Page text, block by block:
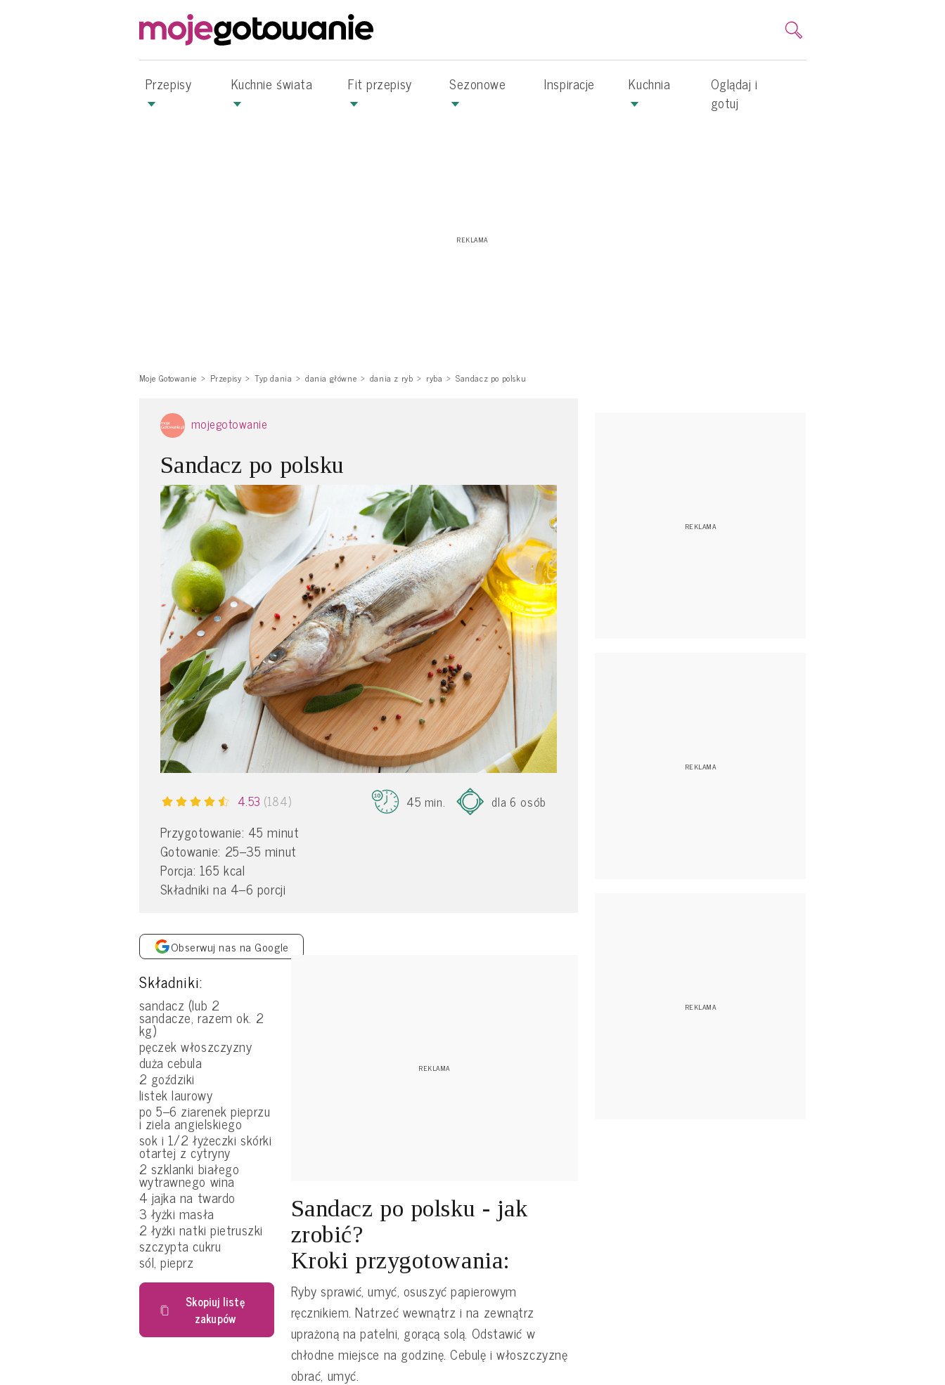
Przepisy Kuchnie świata Fit przepisy Sezonowe Inspiracje Kuchnia
Oglądaj i
gotuj
Moje Gotowanie Przepisy Typ dania dania główne dania z ryb ryba Sandacz po polsku
mojegotowanie
Sandacz po polsku
4.53 (184) 45 min. dla 6 osób
Przygotowanie: 45 minut
Gotowanie: 25–35 minut
Porcja: 165 kcal
Składniki na 4–6 porcji
Obserwuj nas na Google
Składniki:
sandacz (lub 2
sandacze, razem ok. 2
kg)
pęczek włoszczyzny
duża cebula
2 goździki
listek laurowy
po 5–6 ziarenek pieprzu
i ziela angielskiego
sok i 1/2 łyżeczki skórki
otartej z cytryny
2 szklanki białego
wytrawnego wina
4 jajka na twardo
3 łyżki masła
2 łyżki natki pietruszki
szczypta cukru
sól, pieprz
Skopiuj listę
zakupów
Sandacz po polsku - jak
zrobić?
Kroki przygotowania:
Ryby sprawić, umyć, osuszyć papierowym
ręcznikiem. Natrzeć wewnątrz i na zewnątrz
uprażoną na patelni, gorącą solą. Odstawić w
chłodne miejsce na godzinę. Cebulę i włoszczyznę
obrać, umyć.